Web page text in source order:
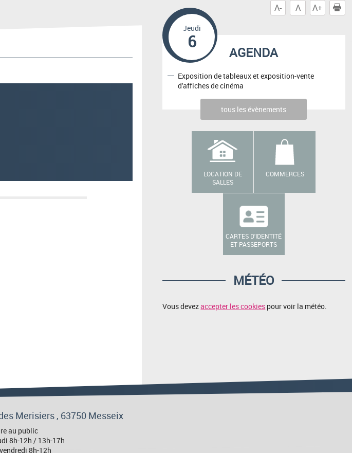
A- A A+
AGENDA
Jeudi
6
Exposition de tableaux et exposition-vente
d'affiches de cinéma
tous les évènements
LOCATION DE
SALLES
COMMERCES
CARTES D'IDENTITÉ
ET PASSEPORTS
MÉTÉO
Vous devezaccepter les cookies pour voir la météo.
Merisiers , 63750 Messeix
au public
8h-12h / 13h-17h
8h-12h